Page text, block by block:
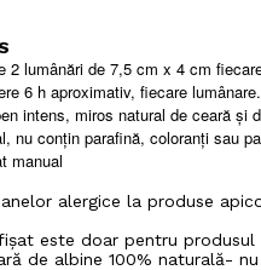
2 lumânări de 7,5 cm x 4 cm
6 h aproximativ, fiecare
intens, miros natural de ceară și
nu conțin parafină, coloranți sau
manual
alergice la produse
este doar pentru produsul
de albine 100% naturală-